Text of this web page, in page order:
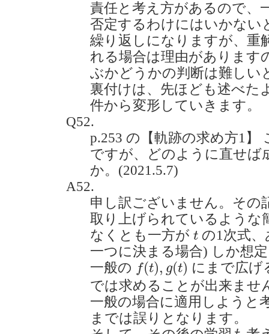
責任と考え方があるので、
否定するわけにはいかない
繰り返しになりますが、重
れる場合は理由があります
ぶかどうかの判断は難しい
裏付けは、先ほども述べた
件から変形していきます。
Q52.
p.253 の【軌跡の求め方1】
ですが、どのように直せば
か。(2021.5.7)
A52.
申し訳ございません。その
取り上げられているような
なくとも一方が t
t の1次式
一つに決まる場合) しか想
一般の f(t), g(t)
f(t), (t)
にまで広げ
では求めることが出来ませ
一般の場合に適用しようと
までは誤りとなります。